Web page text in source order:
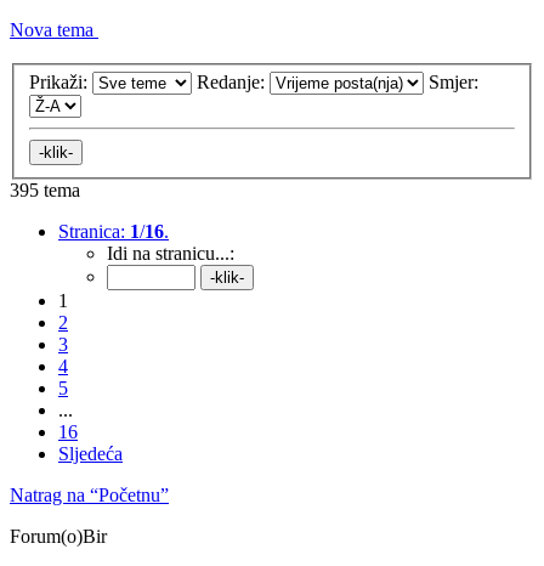
Nova tema
Prikaži: Redanje: Smjer:
395 tema
Stranica: 1/16.
Idi na stranicu...:
1
2
3
4
5
...
16
Sljedeća
Natrag na “Početnu”
Forum(o)Bir